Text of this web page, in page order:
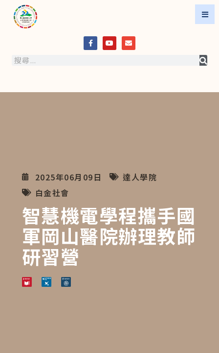
2025年06月09日
達人學院
白金社會
智慧機電學程攜手國
軍岡山醫院辦理教師
研習營